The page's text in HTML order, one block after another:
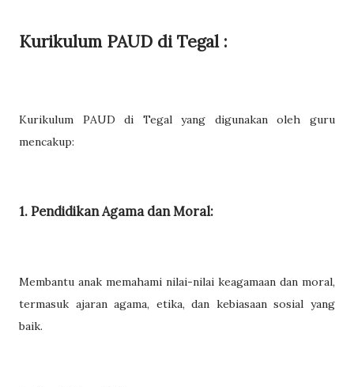
Kurikulum PAUD di Tegal :
Kurikulum PAUD di Tegal yang digunakan oleh guru
mencakup:
1. Pendidikan Agama dan Moral:
Membantu anak memahami nilai-nilai keagamaan dan moral,
termasuk ajaran agama, etika, dan kebiasaan sosial yang
baik.